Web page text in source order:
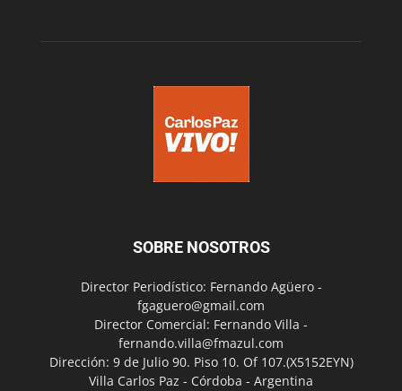
SOBRE NOSOTROS
Director Periodístico: Fernando Agüero -
fgaguero@gmail.com
Director Comercial: Fernando Villa -
fernando.villa@fmazul.com
Dirección: 9 de Julio 90. Piso 10. Of 107.(X5152EYN)
Villa Carlos Paz - Córdoba - Argentina